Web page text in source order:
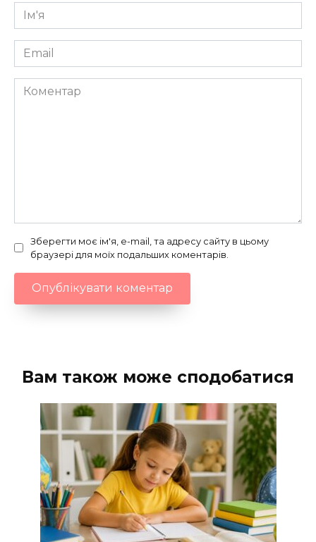
Ім'я
*
Email
*
Коментар
Зберегти моє ім'я, e-mail, та адресу сайту в цьому
браузері для моїх подальших коментарів.
Вам також може сподобатися